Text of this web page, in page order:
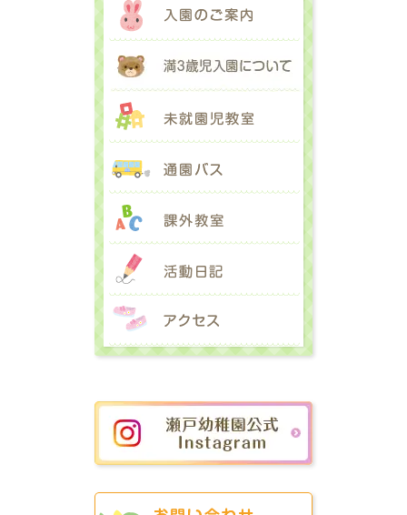
課外教室
活動日記
アクセス